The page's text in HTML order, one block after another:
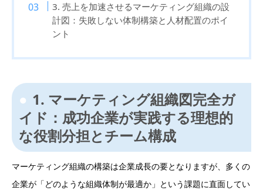
3. 売上を加速させるマーケティング組織の設
計図：失敗しない体制構築と人材配置のポイ
ント
1. マーケティング組織図完全ガ
イド：成功企業が実践する理想的
な役割分担とチーム構成
マーケティング組織の構築は企業成長の要となりますが、多くの
企業が「どのような組織体制が最適か」という課題に直面してい